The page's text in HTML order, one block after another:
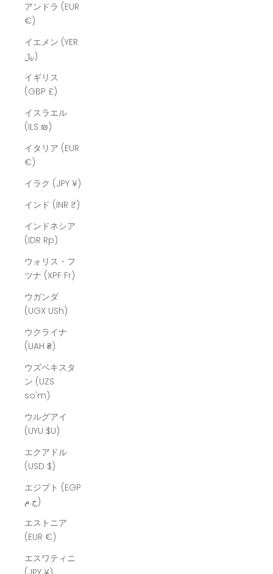
アンドラ (EUR
€)
イエメン (YER
﷼)
イギリス
(GBP £)
イスラエル
(ILS ₪)
イタリア (EUR
€)
イラク (JPY ¥)
インド (INR ₹)
インドネシア
(IDR Rp)
ウォリス・フ
ツナ (XPF Fr)
ウガンダ
(UGX USh)
ウクライナ
(UAH ₴)
ウズベキスタ
ン (UZS
so'm)
ウルグアイ
(UYU $U)
エクアドル
(USD $)
エジプト (EGP
ج.م)
エストニア
(EUR €)
エスワティニ